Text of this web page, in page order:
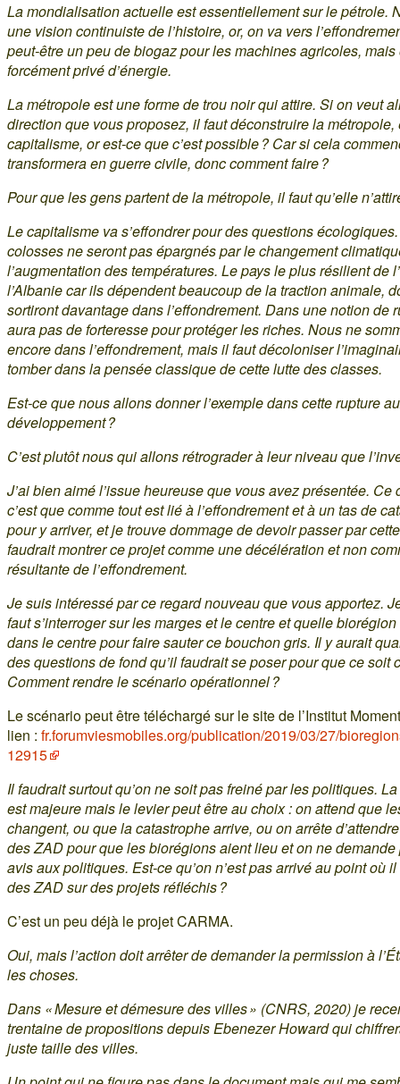
La mondialisation actuelle est essentiellement sur le pétrole.
une vision continuiste de l’histoire, or, on va vers
peut-être un peu de biogaz pour les machines agricoles, mais
forcément privé d’énergie.
La métropole est une forme de trou noir qui attire. Si on veut
direction que vous proposez, il faut déconstruire la métropole,
capitalisme, or est-ce que c’est possible ? Car si cela
transformera en guerre civile, donc comment faire ?
Pour que les gens partent de la métropole, il faut qu’elle
Le capitalisme va s’effondrer pour des questions
colosses ne seront pas épargnés par le changement
l’augmentation des températures. Le pays le plus résilient de
l’Albanie car ils dépendent beaucoup de la traction animale,
sortiront davantage dans l’effondrement. Dans une notion de
aura pas de forteresse pour protéger les riches. Nous ne
encore dans l’effondrement, mais il faut décoloniser
tomber dans la pensée classique de cette lutte des classes.
Est-ce que nous allons donner l’exemple dans cette rupture
développement ?
C’est plutôt nous qui allons rétrograder à leur niveau que
J’ai bien aimé l’issue heureuse que vous avez présentée. Ce
c’est que comme tout est lié à l’effondrement et à un tas de
pour y arriver, et je trouve dommage de devoir passer par
faudrait montrer ce projet comme une décélération et non
résultante de l’effondrement.
Je suis intéressé par ce regard nouveau que vous apportez.
faut s’interroger sur les marges et le centre et quelle
dans le centre pour faire sauter ce bouchon gris. Il y aurait
des questions de fond qu’il faudrait se poser pour que ce soit
Comment rendre le scénario opérationnel ?
Le scénario peut être téléchargé sur le site de l’Institut
lien : fr.forumviesmobiles.org/publication/2019/03/27/
12915
Il faudrait surtout qu’on ne soit pas freiné par les politiques.
est majeure mais le levier peut être au choix : on attend que
changent, ou que la catastrophe arrive, ou on arrête
des ZAD pour que les biorégions aient lieu et on ne demande
avis aux politiques. Est-ce qu’on n’est pas arrivé au point où
des ZAD sur des projets réfléchis ?
C’est un peu déjà le projet CARMA.
Oui, mais l’action doit arrêter de demander la permission à
les choses.
Dans « Mesure et démesure des villes » (CNRS, 2020) je
trentaine de propositions depuis Ebenezer Howard qui
juste taille des villes.